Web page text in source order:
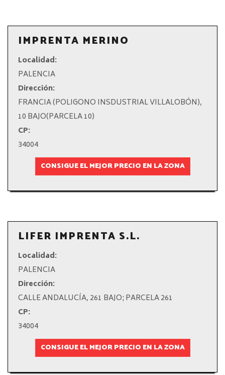
IMPRENTA MERINO
Localidad:
PALENCIA
Dirección:
FRANCIA (POLIGONO INSDUSTRIAL VILLALOBÓN),
10 BAJO(PARCELA 10)
CP:
34004
CONSIGUE EL MEJOR PRECIO EN LA ZONA
LIFER IMPRENTA S.L.
Localidad:
PALENCIA
Dirección:
CALLE ANDALUCÍA, 261 BAJO; PARCELA 261
CP:
34004
CONSIGUE EL MEJOR PRECIO EN LA ZONA